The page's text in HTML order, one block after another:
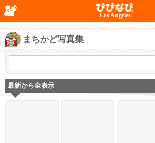
Los Angeles
まちかど写真集
最新から全表示